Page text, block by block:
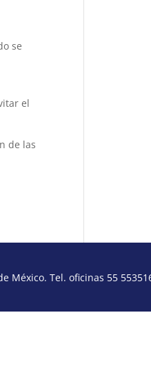
se
el
de las
México. Tel. oficinas 55